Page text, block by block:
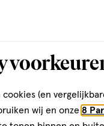
cookies (en
wij en onze 8